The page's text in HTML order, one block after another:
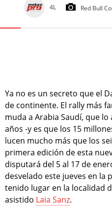
4L Red Bull
Ya no es un secreto que el
de continente. El rally más
muda a Arabia Saudí, que
años -y es que los 15
lucen mucho más que los
primera edición de esta
disputará del 5 al 17 de
desvelado este jueves en la
tenido lugar en la localidad
asistido Laia Sanz.